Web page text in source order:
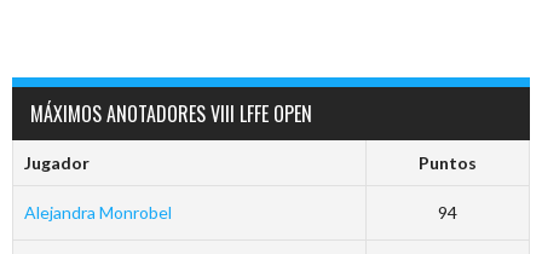
MÁXIMOS ANOTADORES VIII LFFE OPEN
Jugador Puntos
Alejandra Monrobel 94